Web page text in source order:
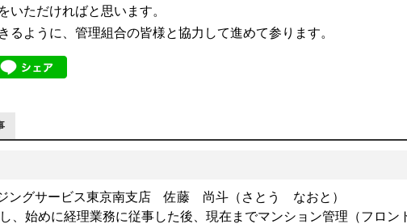
いただければと思います。
るように、管理組合の皆様と協力して進めて参ります。
ングサービス東京南支店 佐藤 尚斗（さとう なおと）
、始めに経理業務に従事した後、現在までマンション管理（フロン